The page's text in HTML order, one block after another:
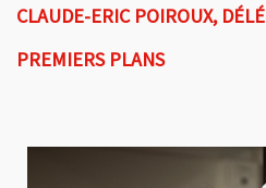
CLAUDE-ERIC POIROUX,
PREMIERS PLANS